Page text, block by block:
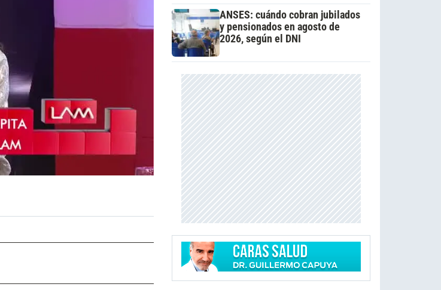
ANSES: cuándo cobran jubilados
y pensionados en agosto de
2026, según el DNI